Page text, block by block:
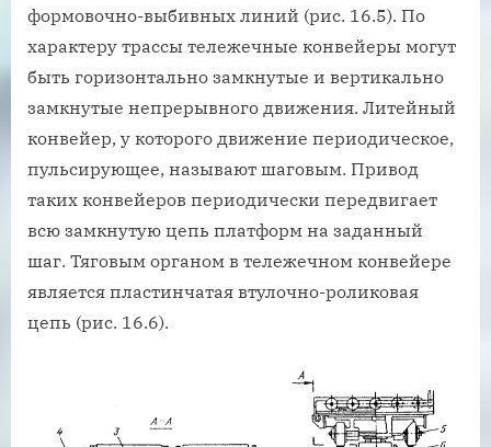
формовочно-выбивных линий (рис. 16.5). По
характеру трассы тележечные конвейеры могут
быть горизонтально замкнутые и вертикально
замкнутые непрерывного движения. Литейный
конвейер, у которого движение периодическое,
пульсирующее, называют шаговым. Привод
таких конвейеров периодически передвигает
всю замкнутую цепь платформ на заданный
шаг. Тяговым органом в тележечном конвейере
является пластинчатая втулочно-роликовая
цепь (рис. 16.6).